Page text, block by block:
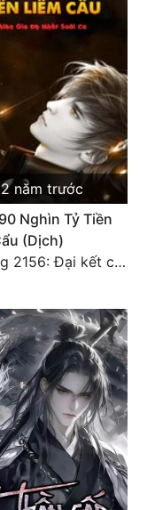
2 năm trước
Nghìn Tỷ Tiền
(Dịch)
Chương 2156: Đại kết cục!!!